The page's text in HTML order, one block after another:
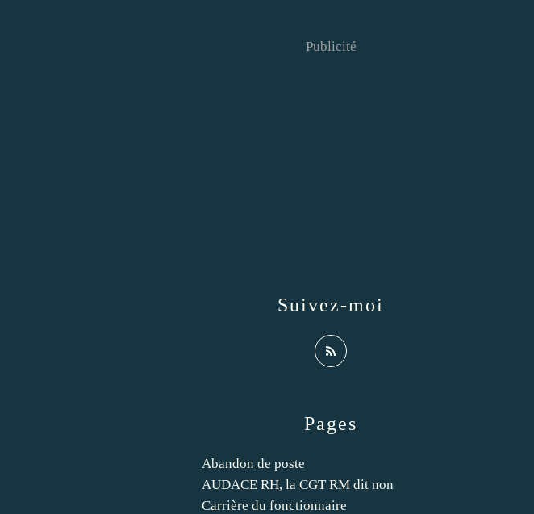
Pages
Abandon de poste
AUDACE RH, la CGT RM dit non
Carrière du fonctionnaire
Suivez-moi
Publicité